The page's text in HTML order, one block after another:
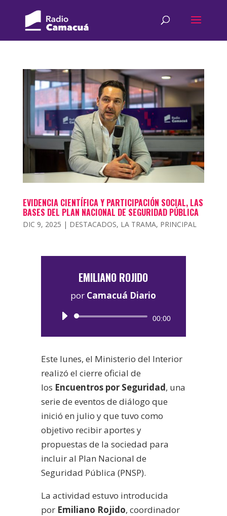
EVIDENCIA CIENTÍFICA Y PARTICIPACIÓN SOCIAL, LAS
BASES DEL PLAN NACIONAL DE SEGURIDAD PÚBLICA
DIC 9, 2025 | DESTACADOS, LA TRAMA, PRINCIPAL
EMILIANO ROJIDO
por Camacuá Diario
Reproductor
00:00
Este lunes, el Ministerio del Interior
realizó el cierre oficial de
los Encuentros por Seguridad, una
serie de eventos de diálogo que
inició en julio y que tuvo como
objetivo recibir aportes y
propuestas de la sociedad para
incluir al Plan Nacional de
Seguridad Pública (PNSP).
La actividad estuvo introducida
por Emiliano Rojido, coordinador